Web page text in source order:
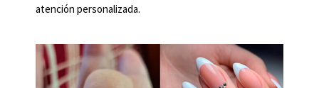
atención personalizada.